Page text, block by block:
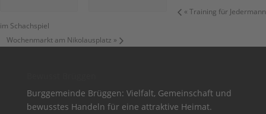
« Training für Jedermann
im Schachspiel
Wochenmarkt am Nikolausplatz »
Burggemeinde Brüggen: Vielfalt, Gemeinschaft und
bewusstes Handeln für eine attraktive Heimat.